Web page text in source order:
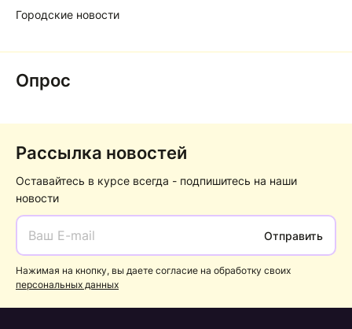
Городские новости
Опрос
Рассылка новостей
Оставайтесь в курсе всегда - подпишитесь на наши
новости
Отправить
Нажимая на кнопку, вы даете согласие на обработку своих
персональных данных